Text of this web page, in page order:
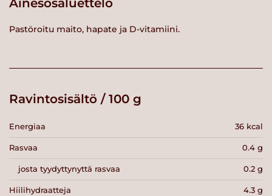
Ainesosaluettelo
Pastöroitu maito, hapate ja D-vitamiini.
Ravintosisältö / 100 g
Energiaa 36 kcal
Rasvaa 0.4 g
josta tyydyttynyttä rasvaa 0.2 g
Hiilihydraatteja 4.3 g